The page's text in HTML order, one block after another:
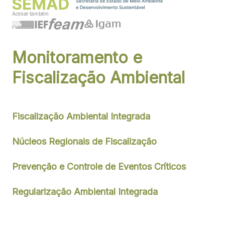
Acesse também
Monitoramento e
Fiscalização Ambiental
Fiscalização Ambiental Integrada
Núcleos Regionais de Fiscalização
Prevenção e Controle de Eventos Críticos
Regularização Ambiental Integrada